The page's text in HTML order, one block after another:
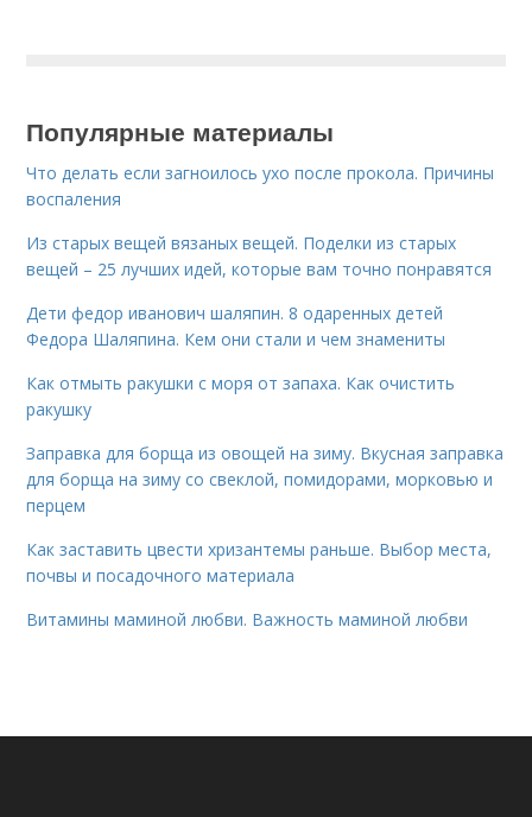
Популярные материалы
Что делать если загноилось ухо после прокола. Причины
воспаления
Из старых вещей вязаных вещей. Поделки из старых
вещей – 25 лучших идей, которые вам точно понравятся
Дети федор иванович шаляпин. 8 одаренных детей
Федора Шаляпина. Кем они стали и чем знамениты
Как отмыть ракушки с моря от запаха. Как очистить
ракушку
Заправка для борща из овощей на зиму. Вкусная заправка
для борща на зиму со свеклой, помидорами, морковью и
перцем
Как заставить цвести хризантемы раньше. Выбор места,
почвы и посадочного материала
Витамины маминой любви. Важность маминой любви